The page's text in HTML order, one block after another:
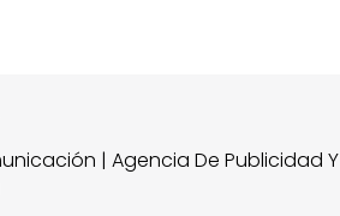
| Agencia De Publicidad Y